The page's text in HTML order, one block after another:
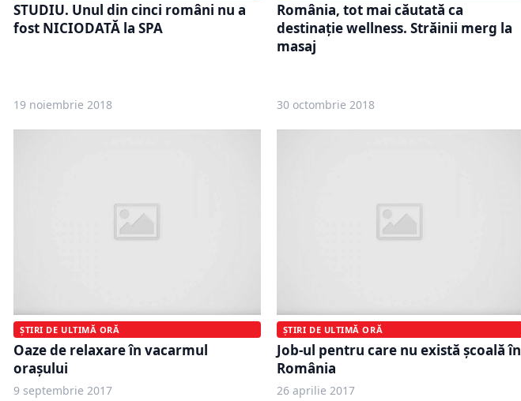
STUDIU. Unul din cinci români nu a
fost NICIODATĂ la SPA
19 noiembrie 2018
România, tot mai căutată ca
destinaţie wellness. Străinii merg la
masaj
30 octombrie 2018
ȘTIRI DE ULTIMĂ ORĂ
Oaze de relaxare în vacarmul
orașului
9 septembrie 2017
ȘTIRI DE ULTIMĂ ORĂ
Job-ul pentru care nu există școală în
România
26 aprilie 2017